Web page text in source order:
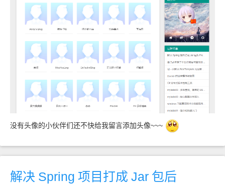
没有头像的小伙伴们还不快给我留言添加头像~~~
解决 Spring 项目打成 Jar 包后